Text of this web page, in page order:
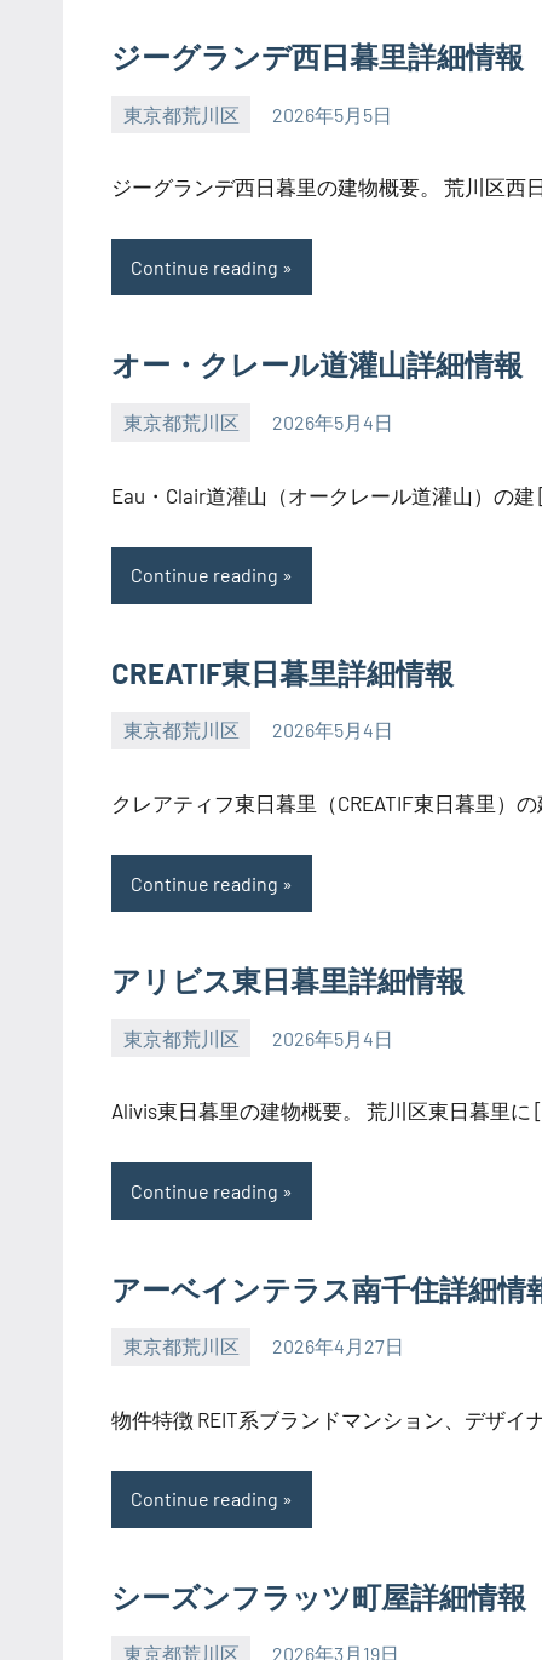
ジーグランデ西日暮里詳細情報
東京都荒川区 2026年5月5日
SEZIMO
ジーグランデ西日暮里の建物概要。 荒川区西
Continue reading
オー・クレール道灌山詳細情報
東京都荒川区 2026年5月4日
SEZIMO
Eau・Clair道灌山（オークレール道灌山）の
Continue reading
CREATIF東日暮里詳細情報
東京都荒川区 2026年5月4日
SEZIMO
クレアティフ東日暮里（CREATIF東日暮里）
Continue reading
アリビス東日暮里詳細情報
東京都荒川区 2026年5月4日
SEZIMO
Alivis東日暮里の建物概要。 荒川区東日暮里に
Continue reading
アーベインテラス南千住詳細情
東京都荒川区 2026年4月27日
SEZIMO
物件特徴 REIT系ブランドマンション、デザイ
Continue reading
シーズンフラッツ町屋詳細情報
東京都荒川区 2026年3月19日